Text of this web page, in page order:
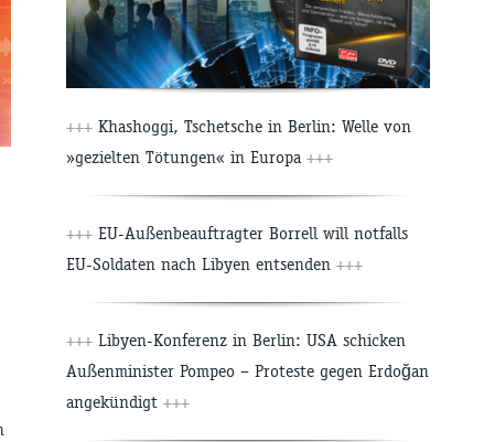
+++ Khashoggi, Tschetsche in Berlin: Welle von
»gezielten Tötungen« in Europa +++
+++ EU-Außenbeauftragter Borrell will notfalls
EU-Soldaten nach Libyen entsenden +++
+++ Libyen-Konferenz in Berlin: USA schicken
Außenminister Pompeo – Proteste gegen Erdoğan
angekündigt +++